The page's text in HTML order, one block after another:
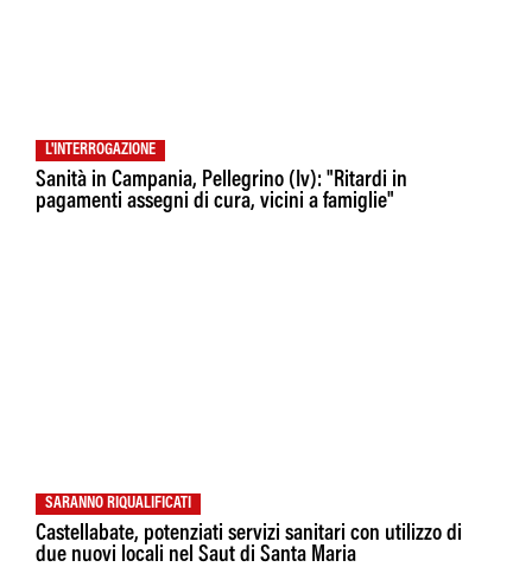
L'INTERROGAZIONE
Sanità in Campania, Pellegrino (Iv): "Ritardi in
pagamenti assegni di cura, vicini a famiglie"
SARANNO RIQUALIFICATI
Castellabate, potenziati servizi sanitari con utilizzo di
due nuovi locali nel Saut di Santa Maria